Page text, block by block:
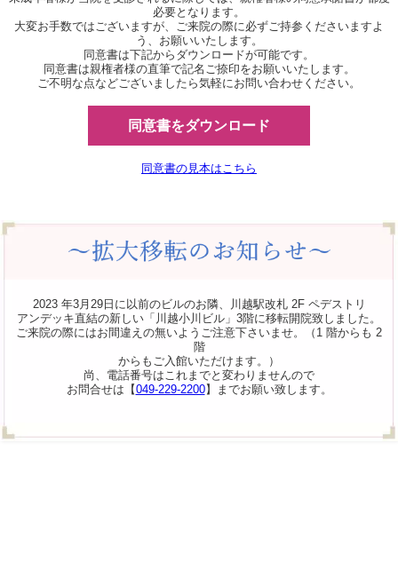
必要となります。
大変お手数ではございますが、ご来院の際に必ずご持参くださいますよ
う、お願いいたします。
同意書は下記からダウンロードが可能です。
同意書は親権者様の直筆で記名ご捺印をお願いいたします。
ご不明な点などございましたら気軽にお問い合わせください。
同意書をダウンロード
同意書の見本はこちら
2023 年3月29日に以前のビルのお隣、川越駅改札 2F ペデストリ
アンデッキ直結の新しい「川越小川ビル」3階に移転開院致しました。
ご来院の際にはお間違えの無いようご注意下さいませ。（1 階からも 2
階
からもご入館いただけます。）
尚、電話番号はこれまでと変わりませんので
お問合せは【049-229-2200】までお願い致します。